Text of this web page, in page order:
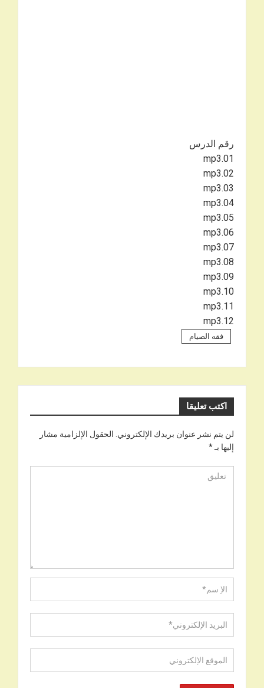
رقم الدرس
01.mp3
02.mp3
03.mp3
04.mp3
05.mp3
06.mp3
07.mp3
08.mp3
09.mp3
10.mp3
11.mp3
12.mp3
فقه الصيام
اكتب تعليقا
لن يتم نشر عنوان بريدك الإلكتروني. الحقول الإلزامية مشار
إليها بـ*